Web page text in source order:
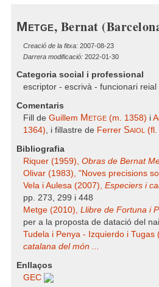
Metge, Bernat
Creació de la fitxa: 2007-08-23
Darrera modificació: 2022-01-30
Categoria social i professional
escriptor - escrivà - funcionari reial
Comentaris
Fill de Guillem Metge (m. 1358) i
1364), i fillastre de Ferrer Saiol (fl.
Bibliografia
Riquer (1959), Obras de Bernat
Olivar (1983), "Noves precisions
Vela i Aulesa (2007), Especiers i
pp. 273, 299 i 448
Metge (2010), Llibre de Fortuna i
per a la proposta de datació del
Tudela i Penya - Izquierdo i Tugas
catalana del món ...
Enllaços
GEC